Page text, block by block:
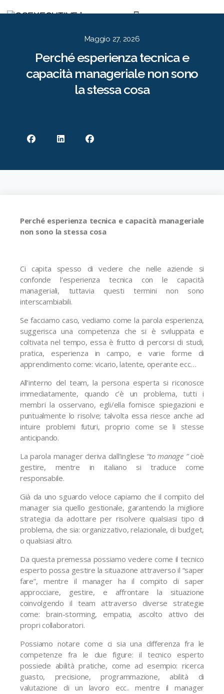
Maggio 27, 2026
Perché esperienza tecnica e
capacità manageriale non sono
la stessa cosa
Perché esperienza tecnica e capacità manageriale
non sono la stessa cosa
Ci capita spesso di vedere che nelle aziende si
confonde l’esperienza tecnica con le capacità
manageriali, tuttavia questi termini non sono
interscambiabili.
Se facciamo caso, vediamo come la parola esperienza,
suggerisca una competenza che si è sviluppata e
coltivata nel tempo, essa è frutto di percorsi di studi,
pratica, esperienza in campo, e varie forme di
apprendimento come: vicario, latente, operante ecc…
All’interno del team, la persona esperta si riconosce
immediatamente, quando c’è un problema, tutti i
membri la osservano, egli/ella fornisce spiegazioni e
puntualmente lo risolve; talvolta essa riesce anche ad
intuire problemi futuri, proprio come se li stesse
anticipando.
La parola manager deriva dall’inglese “to manage ”cioè
gestire, mentre in italiano si traduce come
responsabile.
Già da uno sguardo veloce capiamo che il compito del
manager sia quello gestionale, garantendo la migliore
strategia da adottare per risolvere qualsiasi tipo di
problema, che sia: organizzativo, relazionale, di budget,
o qualsiasi altro.
Da questa premessa possiamo vedere come il tecnico
esperto possa gestire la situazione attraverso il “saper
fare”, mentre il manager ha il compito di saper
approcciare, gestire, e affrontare la situazione
coinvolgendo il team attraverso diverse strategie
come: brain-storming, empatia, ascolto attivo dei
propri collaboratori.
Possiamo notare come ci sia una differenza fra le
competenze fra le due figure: il tecnico esperto
possiede abilità pratiche, come ad esempio: ricerca
guasto, precisione, programmazione, abilità di
valutazione di un lavoro ecc.. mentre il manager